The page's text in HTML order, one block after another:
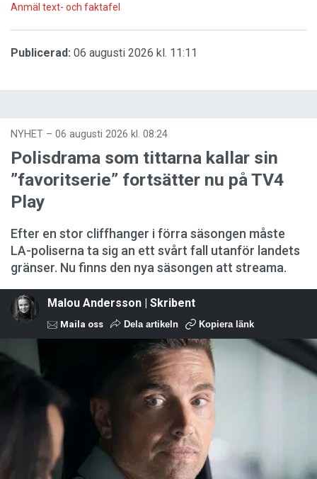
Anmäl text- och faktafel
Publicerad: 06 augusti 2026 kl. 11:11
NYHET – 06 augusti 2026 kl. 08:24
Polisdrama som tittarna kallar sin
”favoritserie” fortsätter nu på TV4
Play
Efter en stor cliffhanger i förra säsongen måste
LA-poliserna ta sig an ett svårt fall utanför landets
gränser. Nu finns den nya säsongen att streama.
Malou Andersson | Skribent
Maila oss Dela artikeln Kopiera länk